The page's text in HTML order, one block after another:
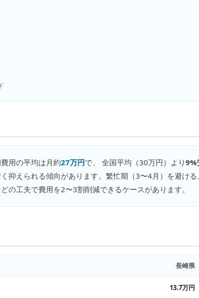
用の平均は月約27万円で、 全国平均（30万円）より9%
抑えられる傾向があります。繁忙期（3〜4月）を避け
の工夫で費用を2〜3割削減できるケースがあります。
長崎県
13.7万円